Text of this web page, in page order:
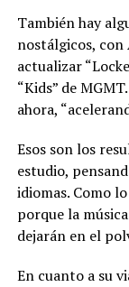
También hay
nostálgicos,
actualizar
“Kids” de
ahora,
Esos son los
estudio,
idiomas. Como
porque la
dejarán en el
En cuanto a su